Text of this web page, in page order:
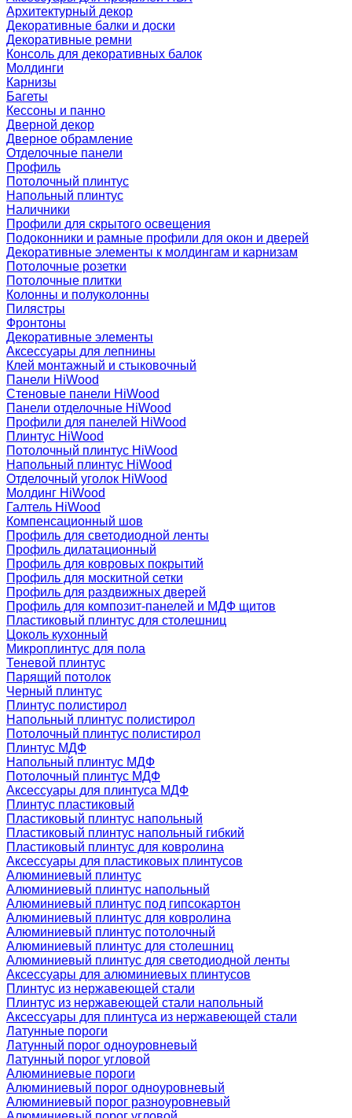
Архитектурный декор
Декоративные балки и доски
Декоративные ремни
Консоль для декоративных балок
Молдинги
Карнизы
Багеты
Кессоны и панно
Дверной декор
Дверное обрамление
Отделочные панели
Профиль
Потолочный плинтус
Напольный плинтус
Наличники
Профили для скрытого освещения
Подоконники и рамные профили для окон и дверей
Декоративные элементы к молдингам и карнизам
Потолочные розетки
Потолочные плитки
Колонны и полуколонны
Пилястры
Фронтоны
Декоративные элементы
Аксессуары для лепнины
Клей монтажный и стыковочный
Панели HiWood
Стеновые панели HiWood
Панели отделочные HiWood
Профили для панелей HiWood
Плинтус HiWood
Потолочный плинтус HiWood
Напольный плинтус HiWood
Отделочный уголок HiWood
Молдинг HiWood
Галтель HiWood
Компенсационный шов
Профиль для светодиодной ленты
Профиль дилатационный
Профиль для ковровых покрытий
Профиль для москитной сетки
Профиль для раздвижных дверей
Профиль для композит-панелей и МДФ щитов
Пластиковый плинтус для столешниц
Цоколь кухонный
Микроплинтус для пола
Теневой плинтус
Парящий потолок
Черный плинтус
Плинтус полистирол
Напольный плинтус полистирол
Потолочный плинтус полистирол
Плинтус МДФ
Напольный плинтус МДФ
Потолочный плинтус МДФ
Аксессуары для плинтуса МДФ
Плинтус пластиковый
Пластиковый плинтус напольный
Пластиковый плинтус напольный гибкий
Пластиковый плинтус для ковролина
Аксессуары для пластиковых плинтусов
Алюминиевый плинтус
Алюминиевый плинтус напольный
Алюминиевый плинтус под гипсокартон
Алюминиевый плинтус для ковролина
Алюминиевый плинтус потолочный
Алюминиевый плинтус для столешниц
Алюминиевый плинтус для светодиодной ленты
Аксессуары для алюминиевых плинтусов
Плинтус из нержавеющей стали
Плинтус из нержавеющей стали напольный
Аксессуары для плинтуса из нержавеющей стали
Латунные пороги
Латунный порог одноуровневый
Латунный порог угловой
Алюминиевые пороги
Алюминиевый порог одноуровневый
Алюминиевый порог разноуровневый